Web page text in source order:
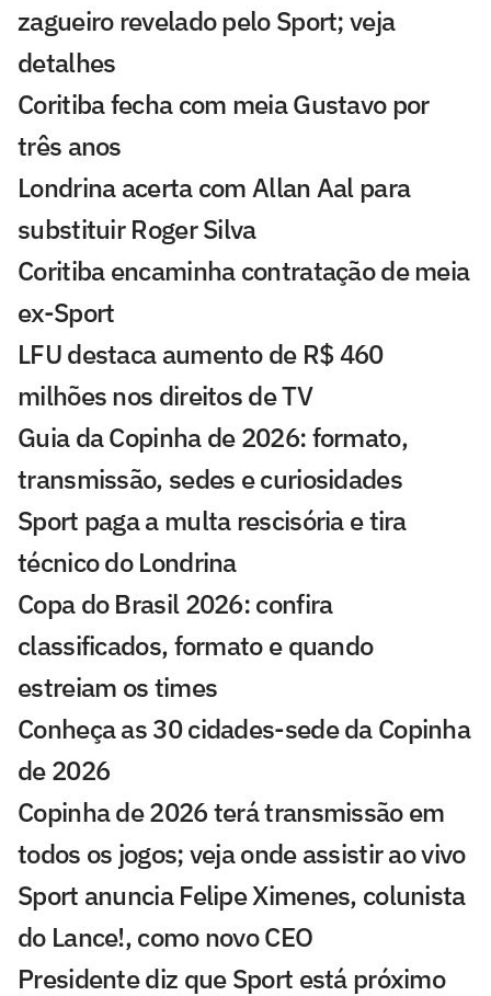
zagueiro revelado pelo Sport; veja
detalhes
Coritiba fecha com meia Gustavo por
três anos
Londrina acerta com Allan Aal para
substituir Roger Silva
Coritiba encaminha contratação de meia
ex-Sport
LFU destaca aumento de R$ 460
milhões nos direitos de TV
Guia da Copinha de 2026: formato,
transmissão, sedes e curiosidades
Sport paga a multa rescisória e tira
técnico do Londrina
Copa do Brasil 2026: confira
classificados, formato e quando
estreiam os times
Conheça as 30 cidades-sede da Copinha
de 2026
Copinha de 2026 terá transmissão em
todos os jogos; veja onde assistir ao vivo
Sport anuncia Felipe Ximenes, colunista
do Lance!, como novo CEO
Presidente diz que Sport está próximo